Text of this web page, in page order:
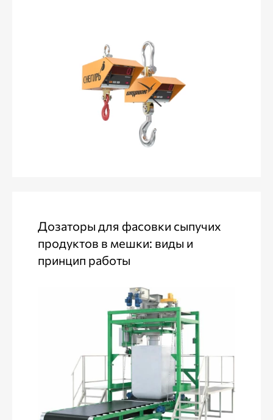
Дозаторы для фасовки сыпучих
продуктов в мешки: виды и
принцип работы